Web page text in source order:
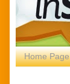
Home Page